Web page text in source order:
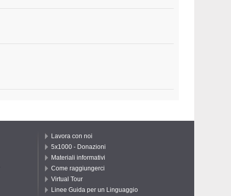
Lavora con noi
5x1000 - Donazioni
Materiali informativi
Come raggiungerci
Virtual Tour
Linee Guida per un Linguaggio